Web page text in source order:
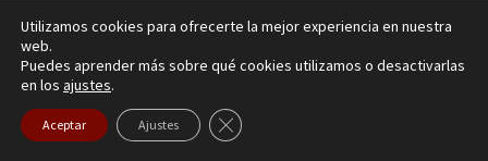
vaya creando un registro inconsciente
de episodios similares que se enlazan
con el cerebro límbico o emocional.
Para ello se requiere periodicidad y
Utilizamos cookies para ofrecerte la mejor experiencia en nuestra
web.
Puedes aprender más sobre qué cookies utilizamos o desactivarlas
en los ajustes.
Aceptar Ajustes Cerrar el banner de cookies RGPD